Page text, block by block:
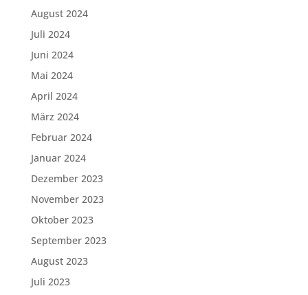
August 2024
Juli 2024
Juni 2024
Mai 2024
April 2024
März 2024
Februar 2024
Januar 2024
Dezember 2023
November 2023
Oktober 2023
September 2023
August 2023
Juli 2023